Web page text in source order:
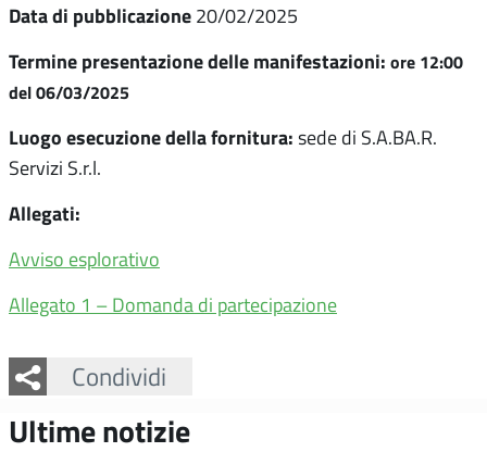
Data di pubblicazione 20/02/2025
Termine presentazione delle manifestazioni: ore 12:00
del 06/03/2025
Luogo esecuzione della fornitura: sede di S.A.BA.R.
Servizi S.r.l.
Allegati:
Avviso esplorativo
Allegato 1 – Domanda di partecipazione
Condividi
Facebook
Twitter
Whatsapp
Ultime notizie